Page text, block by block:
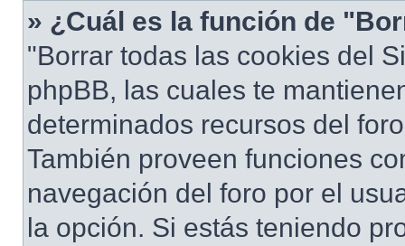
» ¿Cuál es la función de
"Borrar todas las cookies del
phpBB, las cuales te
determinados recursos del
También proveen funciones
navegación del foro por el
la opción. Si estás teniendo